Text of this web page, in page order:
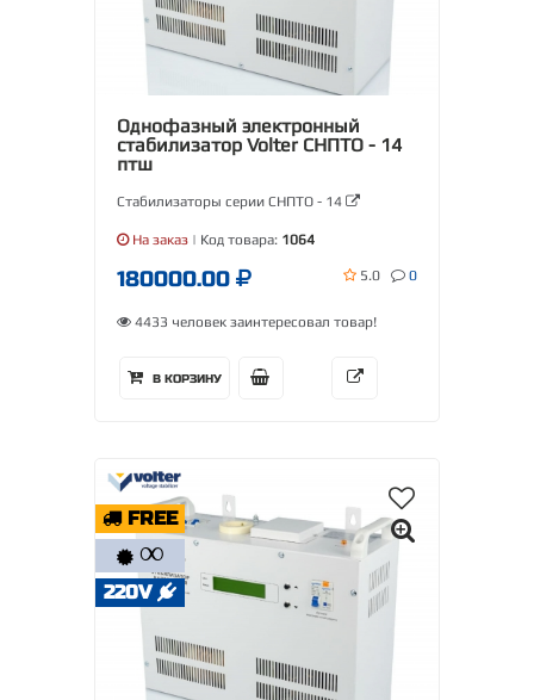
Однофазный электронный
стабилизатор Volter СНПТО - 14
птш
Стабилизаторы серии СНПТО - 14
На заказ | Код товара: 1064
180000.00 5.0 0
4433 человек заинтересовал товар!
В КОРЗИНУ
FREE
∞
220V